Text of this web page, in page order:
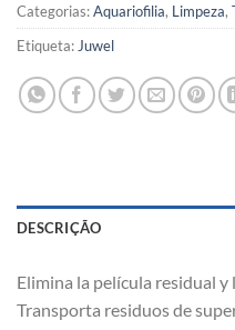
Categorias:Aquariofilia, Limpeza,
Etiqueta: Juwel
DESCRIÇÃO
Elimina la película residual y
Transporta residuos de